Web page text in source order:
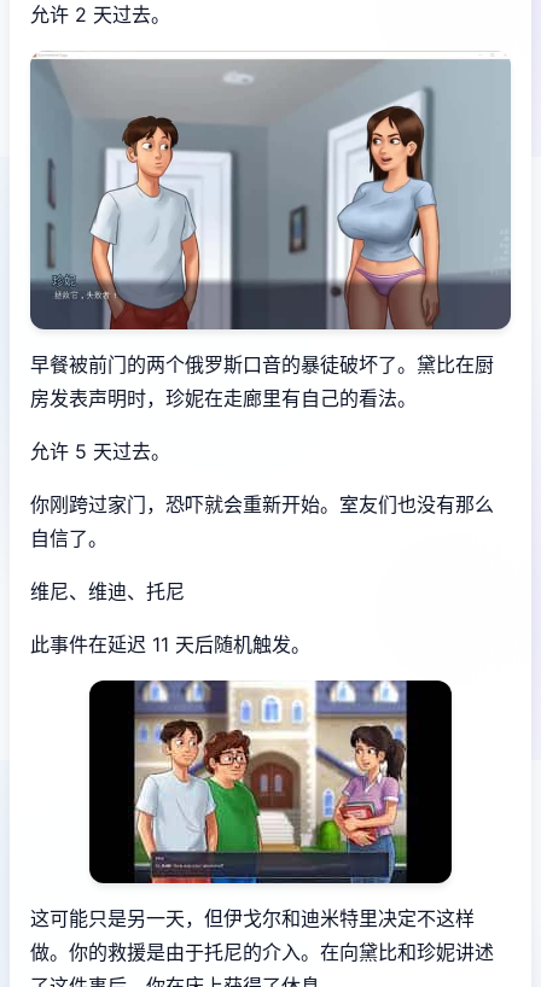
允许 2 天过去。
早餐被前门的两个俄罗斯口音的暴徒破坏了。黛比在厨
房发表声明时，珍妮在走廊里有自己的看法。
允许 5 天过去。
你刚跨过家门，恐吓就会重新开始。室友们也没有那么
自信了。
维尼、维迪、托尼
此事件在延迟 11 天后随机触发。
这可能只是另一天，但伊戈尔和迪米特里决定不这样
做。你的救援是由于托尼的介入。在向黛比和珍妮讲述